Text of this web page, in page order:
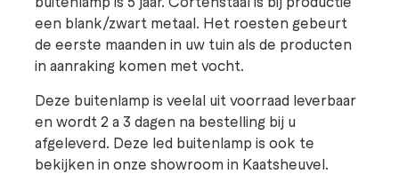
een blank/zwart metaal. Het roesten gebeurt
de eerste maanden in uw tuin als de producten
in aanraking komen met vocht.
Deze buitenlamp is veelal uit voorraad leverbaar
en wordt 2 a 3 dagen na bestelling bij u
afgeleverd. Deze led buitenlamp is ook te
bekijken in onze showroom in Kaatsheuvel.